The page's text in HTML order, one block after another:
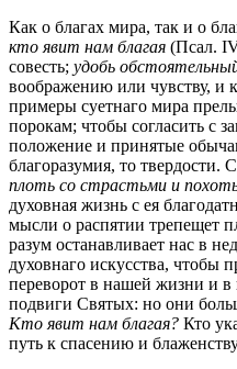
Как о благах мира, так и о
кто явит нам благая (Псал.
совесть; удобь
воображению или чувству, и
примеры суетнаго мира
порокам; чтобы согласить с
положение и принятые
благоразумия, то
плоть со страстьми и
духовная жизнь с ея
мысли о распятии трепещет
разум останавливает нас в
духовнаго искусства, чтобы
переворот в нашей жизни и
подвиги Святых: но они
Кто явит нам благая? Кто
путь к спасению и